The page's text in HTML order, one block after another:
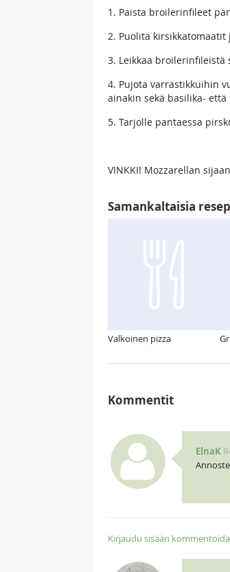
1. Paista broilerinfileet
2. Puolita
3. Leikkaa broilerinfileistä
4. Pujota varrastikkuihin
ainakin sekä basilika-
5. Tarjolle pantaessa
VINKKI! Mozzarellan
Samankaltaisia
Valkoinen pizza
Kommentit
ElnaK
Kirjaudu sisään